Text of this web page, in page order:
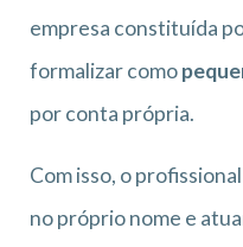
empresa constituída
formalizar como
por conta própria.
Com isso, o
no próprio nome e